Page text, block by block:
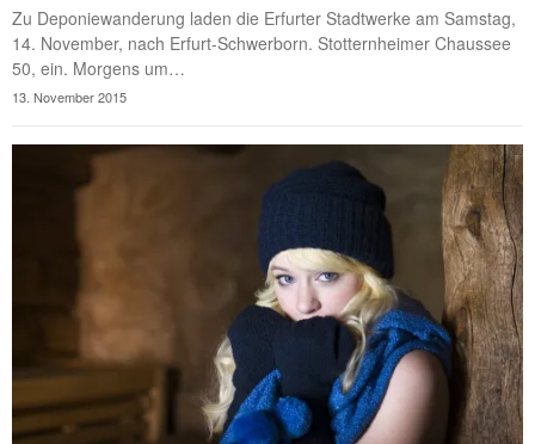
Zu Deponiewanderung laden die Erfurter Stadtwerke am Samstag,
14. November, nach Erfurt-Schwerborn. Stotternheimer Chaussee
50, ein. Morgens um…
13. November 2015